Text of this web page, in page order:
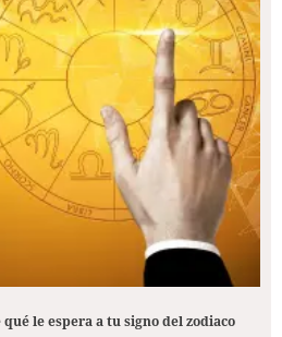
le espera a tu signo del zodiaco